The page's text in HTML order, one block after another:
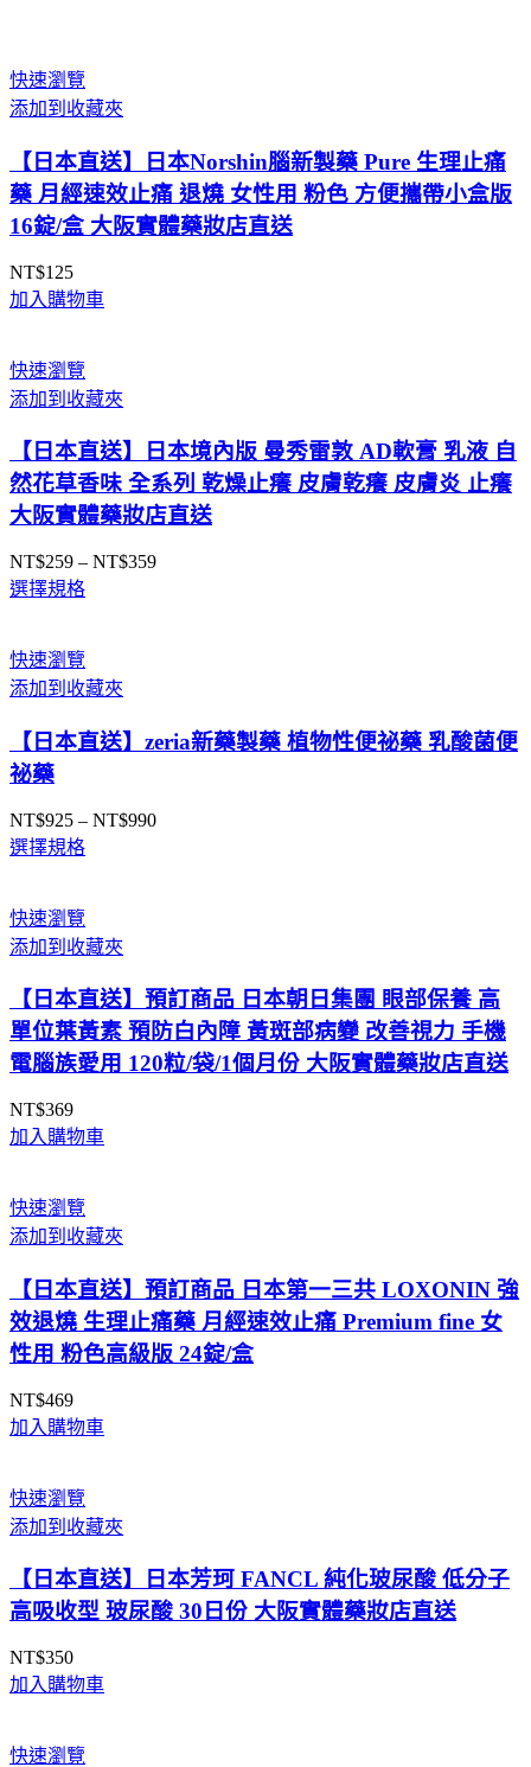
快速瀏覽
添加到收藏夾
【日本直送】日本Norshin腦新製藥 Pure 生理止痛
藥 月經速效止痛 退燒 女性用 粉色 方便攜帶小盒版
16錠/盒 大阪實體藥妝店直送
NT$125
加入購物車
快速瀏覽
添加到收藏夾
【日本直送】日本境內版 曼秀雷敦 AD軟膏 乳液 自
然花草香味 全系列 乾燥止癢 皮膚乾癢 皮膚炎 止癢
大阪實體藥妝店直送
NT$259 – NT$359價
選擇規格
快速瀏覽
添加到收藏夾
【日本直送】zeria新藥製藥 植物性便祕藥 乳酸菌便
祕藥
NT$925 – NT$990價
NT$990
選擇規格
快速瀏覽
添加到收藏夾
【日本直送】預訂商品 日本朝日集團 眼部保養 高
單位葉黃素 預防白內障 黃斑部病變 改善視力 手機
電腦族愛用 120粒/袋/1個月份 大阪實體藥妝店直送
NT$369
加入購物車
快速瀏覽
添加到收藏夾
【日本直送】預訂商品 日本第一三共 LOXONIN 強
效退燒 生理止痛藥 月經速效止痛 Premium fine 女
性用 粉色高級版 24錠/盒
NT$469
加入購物車
快速瀏覽
添加到收藏夾
【日本直送】日本芳珂 FANCL 純化玻尿酸 低分子
高吸收型 玻尿酸 30日份 大阪實體藥妝店直送
NT$350
加入購物車
快速瀏覽